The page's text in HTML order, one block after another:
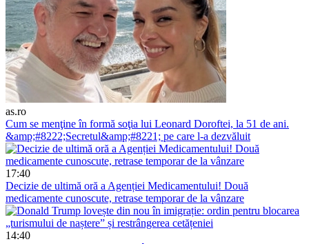
as.ro
Cum se menţine în formă soţia lui Leonard Doroftei, la 51 de ani.
&amp;#8222;Secretul&amp;#8221; pe care l-a dezvăluit
17:40
Decizie de ultimă oră a Agenției Medicamentului! Două
medicamente cunoscute, retrase temporar de la vânzare
14:40